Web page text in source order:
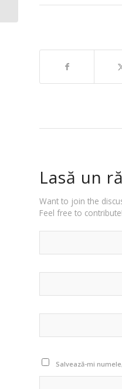
Lasă un
Want to join the
Feel free to contribute!
Salvează-mi